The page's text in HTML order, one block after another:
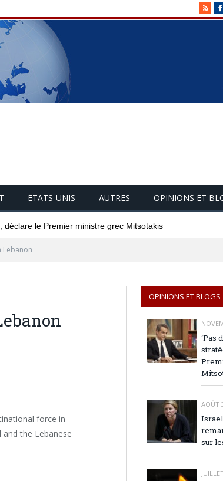
RSS
ETATS-UNIS AUTRES OPINIONS ET
le Premier ministre grec Mitsotakis
Lebanon
force in
the Lebanese
OPINIONS ET BLOGS
‘Pas
AOÛT
sur